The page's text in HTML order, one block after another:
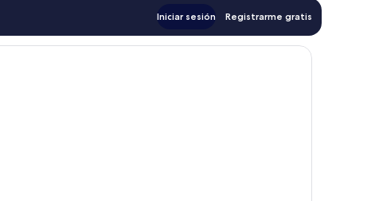
Iniciar sesión Registrarme gratis